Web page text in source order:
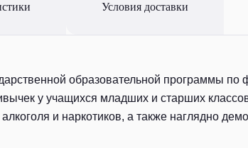
Условия доставки
образовательной программы
у учащихся младших и старших
и наркотиков, а также наглядно